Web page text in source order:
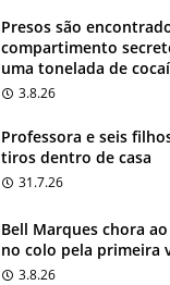
Presos são
compartimento
uma tonelada de
3.8.26
Professora e seis
tiros dentro de casa
31.7.26
Bell Marques chora
no colo pela primeira
3.8.26